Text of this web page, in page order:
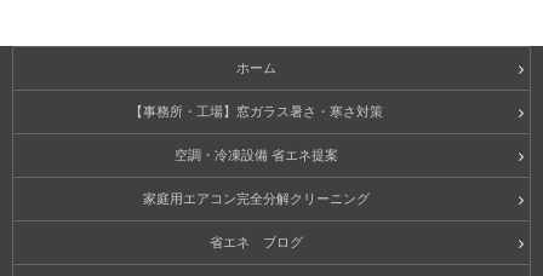
ホーム
【事務所・工場】窓ガラス暑さ・寒さ対策
空調・冷凍設備 省エネ提案
家庭用エアコン完全分解クリーニング
省エネ ブログ